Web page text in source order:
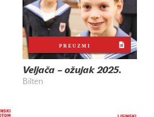
PREUZMI
Veljača – ožujak 2025.
Bilten